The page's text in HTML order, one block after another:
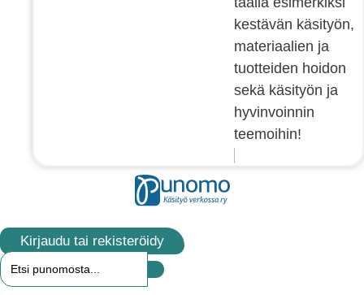
kestävän käsityön,
materiaalien ja
tuotteiden hoidon
sekä käsityön ja
hyvinvoinnin
teemoihin!
Kirjaudu tai rekisteröidy